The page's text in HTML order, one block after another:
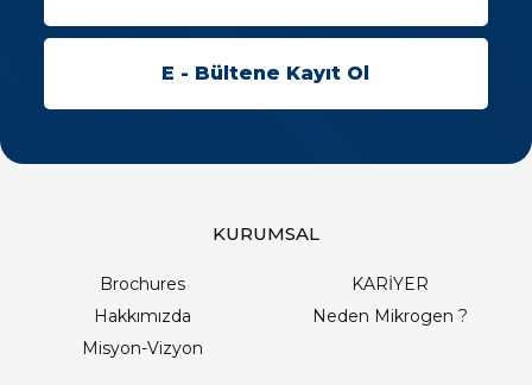
KURUMSAL
Brochures
KARİYER
Hakkımızda
Neden Mikrogen ?
Misyon-Vizyon